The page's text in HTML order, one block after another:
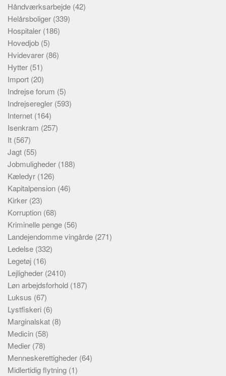
Håndværksarbejde (42)
Helårsboliger (339)
Hospitaler (186)
Hovedjob (5)
Hvidevarer (86)
Hytter (51)
Import (20)
Indrejse forum (5)
Indrejseregler (593)
Internet (164)
Isenkram (257)
It (567)
Jagt (55)
Jobmuligheder (188)
Kæledyr (126)
Kapitalpension (46)
Kirker (23)
Korruption (68)
Kriminelle penge (56)
Landejendomme vingårde (271)
Ledelse (332)
Legetøj (16)
Lejligheder (2410)
Løn arbejdsforhold (187)
Luksus (67)
Lystfiskeri (6)
Marginalskat (8)
Medicin (58)
Medier (78)
Menneskerettigheder (64)
Midlertidig flytning (1)